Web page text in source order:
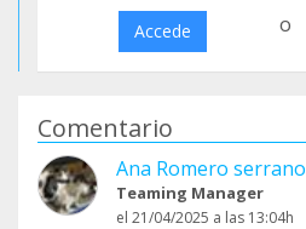
Accede o
Comentario
Ana Romero serrano
Teaming Manager
el 21/04/2025 a las 13:04h